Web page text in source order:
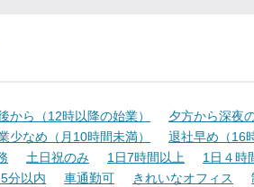
から（12時以降の始業） 夕方から深夜
少なめ（月10時間未満） 退社早め（16
土日祝のみ 1日7時間以上 1日４時
分以内 車通勤可 きれいなオフィス